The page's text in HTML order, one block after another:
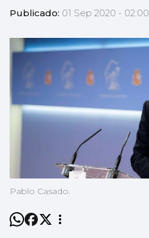
Publicado: 01 Sep 2020 - 02:00
Pablo Casado.